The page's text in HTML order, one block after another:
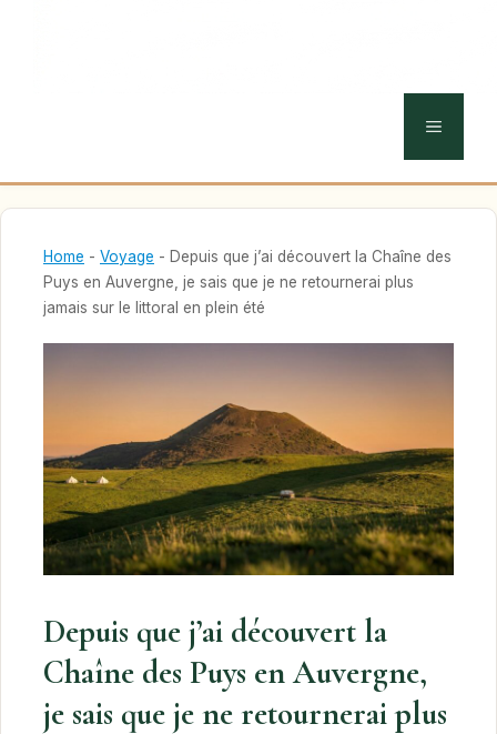
MENU
Home - Voyage - Depuis que j’ai découvert la Chaîne des
Puys en Auvergne, je sais que je ne retournerai plus
jamais sur le littoral en plein été
Depuis que j’ai découvert la
Chaîne des Puys en Auvergne,
je sais que je ne retournerai plus